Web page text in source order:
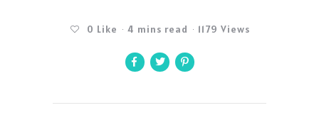
0 Like 4 mins read 1179 Views